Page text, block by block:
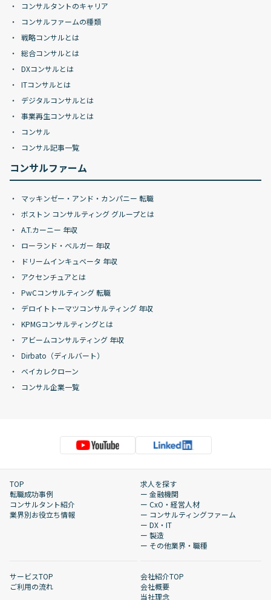
コンサルタントのキャリア
コンサルファームの種類
戦略コンサルとは
総合コンサルとは
DXコンサルとは
ITコンサルとは
デジタルコンサルとは
事業再生コンサルとは
コンサル
コンサル記事一覧
コンサルファーム
マッキンゼー・アンド・カンパニー 転職
ボストン コンサルティング グループとは
A.T.カーニー 年収
ローランド・ベルガー 年収
ドリームインキュベータ 年収
アクセンチュアとは
PwCコンサルティング 転職
デロイトトーマツコンサルティング 年収
KPMGコンサルティングとは
アビームコンサルティング 年収
Dirbato（ディルバート）
ベイカレクローン
コンサル企業一覧
TOP
転職成功事例
コンサルタント紹介
業界別お役立ち情報
求人を探す
ー 金融機関
ー CxO・経営人材
ー コンサルティングファーム
ー DX・IT
ー 製造
ー その他業界・職種
サービスTOP
ご利用の流れ
会社紹介TOP
会社概要
当社理念